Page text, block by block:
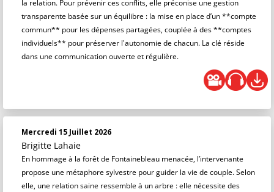
la relation. Pour prévenir ces conflits, elle préconise une gestion
transparente basée sur un équilibre : la mise en place d’un **compte
commun** pour les dépenses partagées, couplée à des **comptes
individuels** pour préserver l'autonomie de chacun. La clé réside
dans une communication ouverte et régulière.
Mercredi 15 Juillet 2026
Brigitte Lahaie
En hommage à la forêt de Fontainebleau menacée, l’intervenante
propose une métaphore sylvestre pour guider la vie de couple. Selon
elle, une relation saine ressemble à un arbre : elle nécessite des